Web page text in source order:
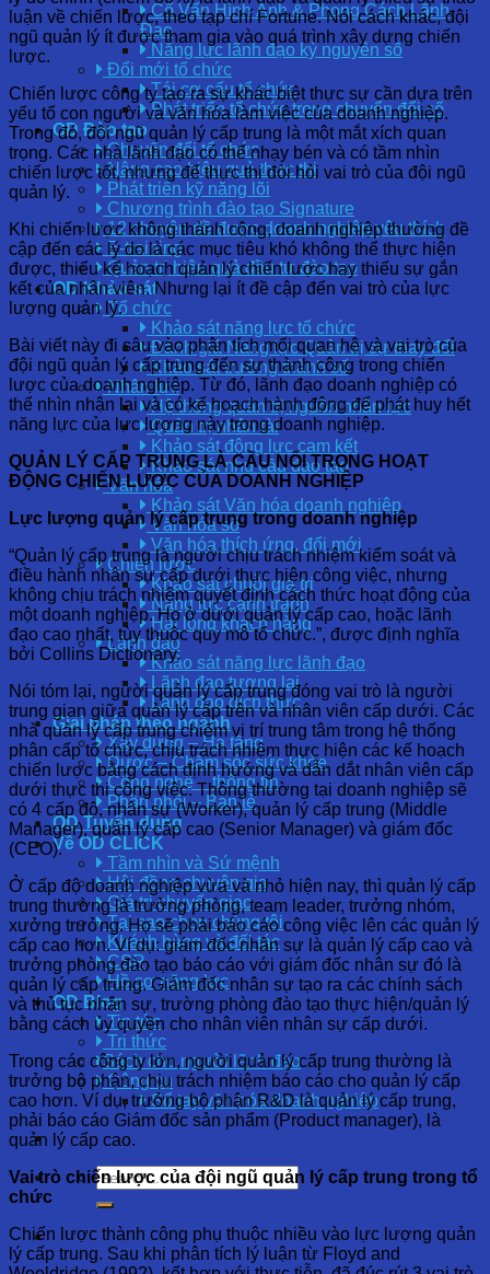
Cố Vấn Hình Ảnh & Phong Cách Lãnh
Đạo
Năng lực lãnh đạo kỷ nguyên số
Đổi mới tổ chức
Tái cơ cấu tổ chức
Phát triển tổ chức trong chuyển đổi số
OD Đào tạo
Chuyển đổi tổ chức
Nâng cao hiệu quả thực thi
Phát triển kỹ năng lõi
Chương trình đào tạo Signature
12 chuyên đề được doanh nghiệp yêu thích
E-training
Quản trị hiệu quả đầu tư đào tạo
OD Khảo sát
Tổ chức
Khảo sát năng lực tổ chức
Đánh giá Năng lực Quản trị sự thay đổi
Khảo sát trưởng thành số
Nhân lực
Hệ thống quản trị nguồn nhân lực
Quản trị nhân tài
Khảo sát động lực cam kết
Khảo sát nhu cầu đào tạo
Văn hóa
Khảo sát Văn hóa doanh nghiệp
Văn hóa số
Văn hóa thích ứng, đổi mới
Chiến lược
Khảo sát chuỗi giá trị
Năng lực cạnh tranh
Hài lòng khách hàng
Lãnh đạo
Khảo sát năng lực lãnh đạo
Lãnh đạo tương lai
Lãnh đạo đích thực
Giải pháp theo ngành
Xây dựng – Hạ tầng
Dược – Chăm sóc sức khỏe
Công nghệ – thông tin
Phân phối – Bán lẻ
OD Tuyển dụng
Về OD CLICK
Tầm nhìn và Sứ mệnh
Hội đồng chuyên gia
Giá trị chuyển giao
Tại sao chọn chúng tôi
Khách hàng và đối tác
CSR
Hồ sơ năng lực
OD Blog
Tin tức
Tri thức
Sách cho người lãnh đạo
Công cụ
Sổ tay văn hóa doanh nghiệp
luận về chiến lược, theo tạp chí Fortune. Nói cách khác, đội
ngũ quản lý ít được tham gia vào quá trình xây dựng chiến
lược.
Chiến lược công ty tạo ra sự khác biệt thực sự cần dựa trên
yếu tố con người và văn hóa làm việc của doanh nghiệp.
Trong đó, đội ngũ quản lý cấp trung là một mắt xích quan
trọng. Các nhà lãnh đạo có thể nhạy bén và có tầm nhìn
chiến lược tốt, nhưng để thực thi đòi hỏi vai trò của đội ngũ
quản lý.
Khi chiến lược không thành công, doanh nghiệp thường đề
cập đến các lý do là các mục tiêu khó không thể thực hiện
được, thiếu kế hoạch quản lý chiến lược hay thiếu sự gắn
kết của nhân viên. Nhưng lại ít đề cập đến vai trò của lực
lượng quản lý.
Bài viết này đi sâu vào phân tích mối quan hệ và vai trò của
đội ngũ quản lý cấp trung đến sự thành công trong chiến
lược của doanh nghiệp. Từ đó, lãnh đạo doanh nghiệp có
thể nhìn nhận lại và có kế hoạch hành động để phát huy hết
năng lực của lực lượng này trong doanh nghiệp.
QUẢN LÝ CẤP TRUNG LÀ CẦU NỐI TRONG HOẠT
ĐỘNG CHIẾN LƯỢC CỦA DOANH NGHIỆP
Lực lượng quản lý cấp trung trong doanh nghiệp
“Quản lý cấp trung là người chịu trách nhiệm kiểm soát và
điều hành nhân sự cấp dưới thực hiện công việc, nhưng
không chịu trách nhiệm quyết định cách thức hoạt động của
một doanh nghiệp. Họ ở dưới quản lý cấp cao, hoặc lãnh
đạo cao nhất, tùy thuộc quy mô tổ chức.”, được định nghĩa
bởi Collins Dictionary.
Nói tóm lại, người quản lý cấp trung đóng vai trò là người
trung gian giữa quản lý cấp trên và nhân viên cấp dưới. Các
nhà quản lý cấp trung chiếm vị trí trung tâm trong hệ thống
phân cấp tổ chức, chịu trách nhiệm thực hiện các kế hoạch
chiến lược bằng cách định hướng và dẫn dắt nhân viên cấp
dưới thực thi công việc.Thông thường tại doanh nghiệp sẽ
có 4 cấp độ, nhân sự (Worker), quản lý cấp trung (Middle
Manager), quản lý cấp cao (Senior Manager) và giám đốc
(CEO).
Ở cấp độ doanh nghiệp vừa và nhỏ hiện nay, thì quản lý cấp
trung thường là trưởng phòng, team leader, trưởng nhóm,
xưởng trưởng. Họ sẽ phải báo cáo công việc lên các quản lý
cấp cao hơn. Ví dụ: giám đốc nhân sự là quản lý cấp cao và
trưởng phòng đào tạo báo cáo với giám đốc nhân sự đó là
quản lý cấp trung. Giám đốc nhân sự tạo ra các chính sách
và thủ tục nhân sự, trường phòng đào tạo thực hiện/quản lý
bằng cách ủy quyền cho nhân viên nhân sự cấp dưới.
Trong các công ty lớn, người quản lý cấp trung thường là
trưởng bộ phận, chịu trách nhiệm báo cáo cho quản lý cấp
cao hơn. Ví dụ, trưởng bộ phận R&D là quản lý cấp trung,
phải báo cáo Giám đốc sản phẩm (Product manager), là
quản lý cấp cao.
Vai trò chiến lược của đội ngũ quản lý cấp trung trong tổ
chức
Chiến lược thành công phụ thuộc nhiều vào lực lượng quản
lý cấp trung. Sau khi phân tích lý luận từ Floyd and